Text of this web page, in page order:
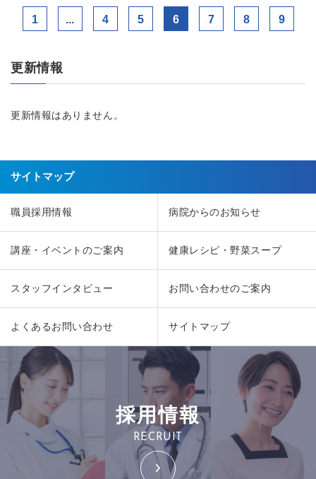
1 ... 4 5 6 7 8 9
更新情報
更新情報はありません。
サイトマップ
職員採用情報 病院からのお知らせ
講座・イベントのご案内 健康レシピ・野菜スープ
スタッフインタビュー お問い合わせのご案内
よくあるお問い合わせ サイトマップ
採用情報
RECRUIT